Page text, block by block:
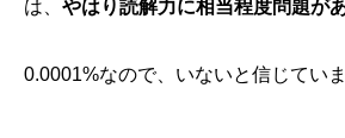
は、 やはり読解力に相当程度問題が
0.0001%なので、いないと信じてい